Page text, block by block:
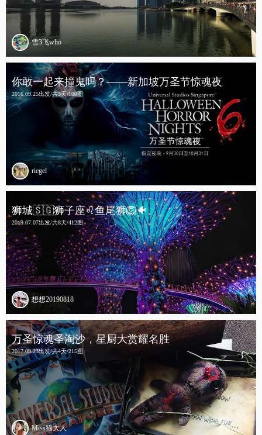
雪3飞who
你敢一起来撞鬼吗？——新加坡万圣节惊魂夜
2016.09.25出发/共3天/100图
riegel
狮城🇸🇬狮子座♌️鱼尾狮🦁️🐠
2019.07.07出发/共8天/412图
想想20190818
万圣惊魂圣淘沙，星厨大赏耀名胜
2017.09.23出发/共4天/215图
Miss猫大人